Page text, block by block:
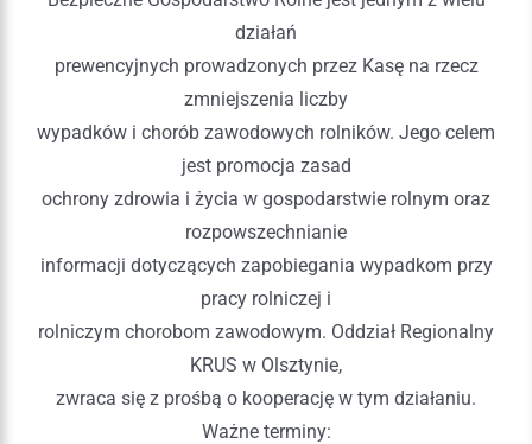
działań
prewencyjnych prowadzonych przez Kasę na rzecz
zmniejszenia liczby
wypadków i chorób zawodowych rolników. Jego celem
jest promocja zasad
ochrony zdrowia i życia w gospodarstwie rolnym oraz
rozpowszechnianie
informacji dotyczących zapobiegania wypadkom przy
pracy rolniczej i
rolniczym chorobom zawodowym. Oddział Regionalny
KRUS w Olsztynie,
zwraca się z prośbą o kooperację w tym działaniu.
Ważne terminy: